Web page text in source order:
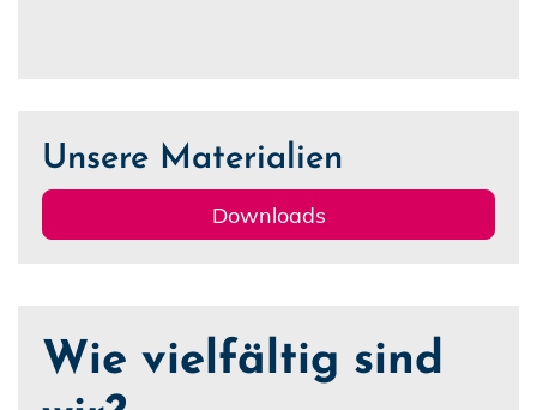
Unsere Materialien
Downloads
Wie vielfältig sind